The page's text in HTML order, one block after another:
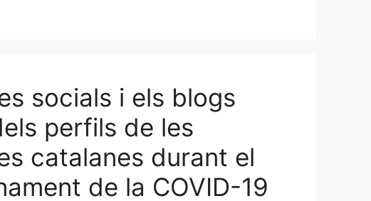
socials i els blogs
perfils de les
catalanes durant el
de la COVID-19